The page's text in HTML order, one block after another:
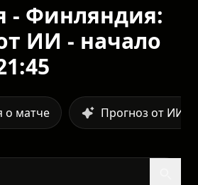
- Финляндия:
ИИ - начало
о матче Прогноз от ИИ